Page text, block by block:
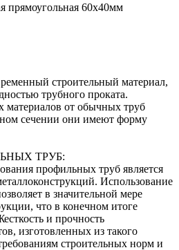
прямоугольная 60х40мм
строительный материал,
трубного проката.
от обычных труб
сечении они имеют форму
ТРУБ:
профильных труб является
Использование
в значительной мере
что в конечном итоге
и прочность
изготовленных из такого
строительных норм и